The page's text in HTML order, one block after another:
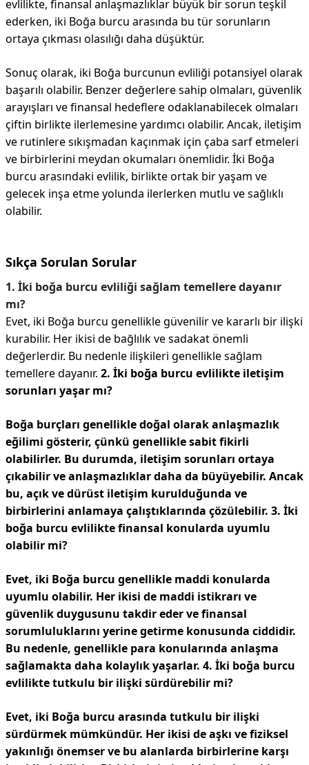
evlilikte, finansal anlaşmazlıklar büyük bir sorun teşkil
ederken, iki Boğa burcu arasında bu tür sorunların
ortaya çıkması olasılığı daha düşüktür.
Sonuç olarak, iki Boğa burcunun evliliği potansiyel olarak
başarılı olabilir. Benzer değerlere sahip olmaları, güvenlik
arayışları ve finansal hedeflere odaklanabilecek olmaları
çiftin birlikte ilerlemesine yardımcı olabilir. Ancak, iletişim
ve rutinlere sıkışmadan kaçınmak için çaba sarf etmeleri
ve birbirlerini meydan okumaları önemlidir. İki Boğa
burcu arasındaki evlilik, birlikte ortak bir yaşam ve
gelecek inşa etme yolunda ilerlerken mutlu ve sağlıklı
olabilir.
Sıkça Sorulan Sorular
1. İki boğa burcu evliliği sağlam temellere dayanır
mı?
Evet, iki Boğa burcu genellikle güvenilir ve kararlı bir ilişki
kurabilir. Her ikisi de bağlılık ve sadakat önemli
değerlerdir. Bu nedenle ilişkileri genellikle sağlam
temellere dayanır. 2. İki boğa burcu evlilikte iletişim
sorunları yaşar mı?
Boğa burçları genellikle doğal olarak anlaşmazlık
eğilimi gösterir, çünkü genellikle sabit fikirli
olabilirler. Bu durumda, iletişim sorunları ortaya
çıkabilir ve anlaşmazlıklar daha da büyüyebilir. Ancak
bu, açık ve dürüst iletişim kurulduğunda ve
birbirlerini anlamaya çalıştıklarında çözülebilir. 3. İki
boğa burcu evlilikte finansal konularda uyumlu
olabilir mi?
Evet, iki Boğa burcu genellikle maddi konularda
uyumlu olabilir. Her ikisi de maddi istikrarı ve
güvenlik duygusunu takdir eder ve finansal
sorumluluklarını yerine getirme konusunda ciddidir.
Bu nedenle, genellikle para konularında anlaşma
sağlamakta daha kolaylık yaşarlar. 4. İki boğa burcu
evlilikte tutkulu bir ilişki sürdürebilir mi?
Evet, iki Boğa burcu arasında tutkulu bir ilişki
sürdürmek mümkündür. Her ikisi de aşkı ve fiziksel
yakınlığı önemser ve bu alanlarda birbirlerine karşı